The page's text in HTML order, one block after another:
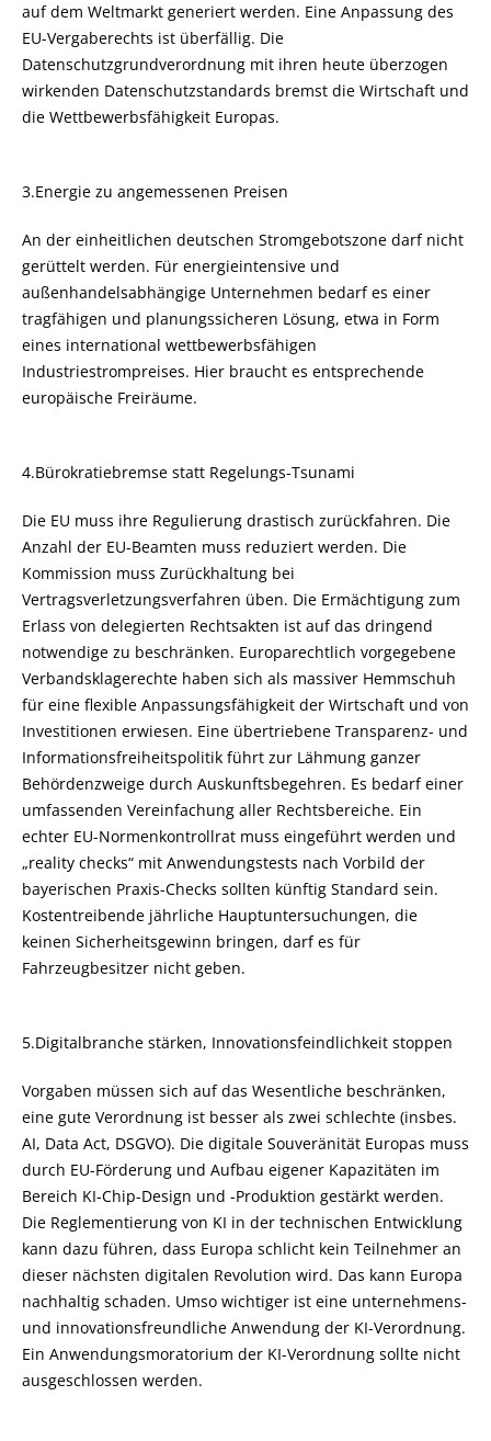
auf dem Weltmarkt generiert werden. Eine Anpassung des
EU-Vergaberechts ist überfällig. Die
Datenschutzgrundverordnung mit ihren heute überzogen
wirkenden Datenschutzstandards bremst die Wirtschaft und
die Wettbewerbsfähigkeit Europas.
3.Energie zu angemessenen Preisen
An der einheitlichen deutschen Stromgebotszone darf nicht
gerüttelt werden. Für energieintensive und
außenhandelsabhängige Unternehmen bedarf es einer
tragfähigen und planungssicheren Lösung, etwa in Form
eines international wettbewerbsfähigen
Industriestrompreises. Hier braucht es entsprechende
europäische Freiräume.
4.Bürokratiebremse statt Regelungs-Tsunami
Die EU muss ihre Regulierung drastisch zurückfahren. Die
Anzahl der EU-Beamten muss reduziert werden. Die
Kommission muss Zurückhaltung bei
Vertragsverletzungsverfahren üben. Die Ermächtigung zum
Erlass von delegierten Rechtsakten ist auf das dringend
notwendige zu beschränken. Europarechtlich vorgegebene
Verbandsklagerechte haben sich als massiver Hemmschuh
für eine flexible Anpassungsfähigkeit der Wirtschaft und von
Investitionen erwiesen. Eine übertriebene Transparenz- und
Informationsfreiheitspolitik führt zur Lähmung ganzer
Behördenzweige durch Auskunftsbegehren. Es bedarf einer
umfassenden Vereinfachung aller Rechtsbereiche. Ein
echter EU-Normenkontrollrat muss eingeführt werden und
reality checks“ mit Anwendungstests nach Vorbild der
bayerischen Praxis-Checks sollten künftig Standard sein.
Kostentreibende jährliche Hauptuntersuchungen, die
keinen Sicherheitsgewinn bringen, darf es für
Fahrzeugbesitzer nicht geben.
5.Digitalbranche stärken, Innovationsfeindlichkeit stoppen
Vorgaben müssen sich auf das Wesentliche beschränken,
eine gute Verordnung ist besser als zwei schlechte (insbes.
AI, Data Act, DSGVO). Die digitale Souveränität Europas muss
durch EU-Förderung und Aufbau eigener Kapazitäten im
Bereich KI-Chip-Design und -Produktion gestärkt werden.
Die Reglementierung von KI in der technischen Entwicklung
kann dazu führen, dass Europa schlicht kein Teilnehmer an
dieser nächsten digitalen Revolution wird. Das kann Europa
nachhaltig schaden. Umso wichtiger ist eine unternehmens-
und innovationsfreundliche Anwendung der KI-Verordnung.
Ein Anwendungsmoratorium der KI-Verordnung sollte nicht
ausgeschlossen werden.